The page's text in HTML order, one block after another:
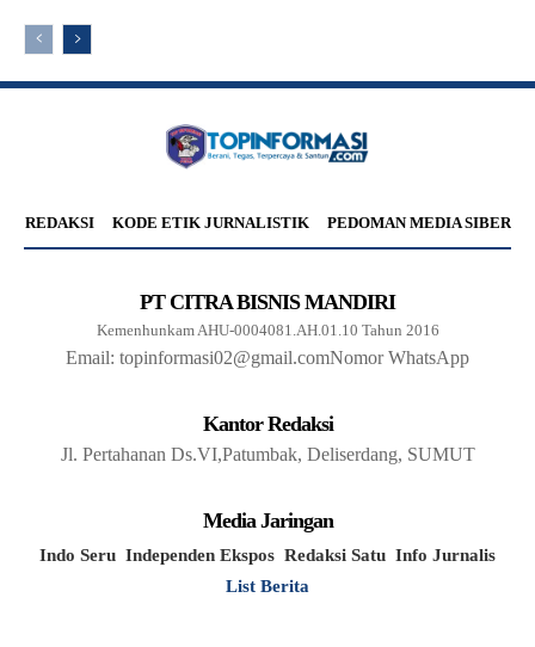
REDAKSI KODE ETIK JURNALISTIK PEDOMAN MEDIA SIBER
PT CITRA BISNIS MANDIRI
Kemenhunkam AHU-0004081.AH.01.10 Tahun 2016
Email: topinformasi02@gmail.comNomor WhatsApp
Kantor Redaksi
Jl. Pertahanan Ds.VI,Patumbak, Deliserdang, SUMUT
Media Jaringan
Indo Seru Independen Ekspos Redaksi Satu Info Jurnalis
List Berita